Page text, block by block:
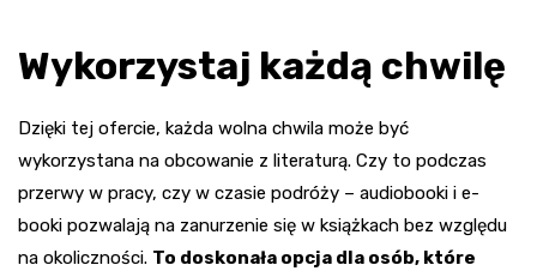
Wykorzystaj każdą chwilę
Dzięki tej ofercie, każda wolna chwila może być
wykorzystana na obcowanie z literaturą. Czy to podczas
przerwy w pracy, czy w czasie podróży – audiobooki i e-
booki pozwalają na zanurzenie się w książkach bez względu
na okoliczności. To doskonała opcja dla osób, które